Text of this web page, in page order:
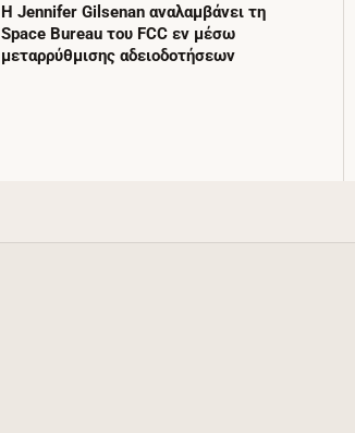
Η Jennifer Gilsenan αναλαμβάνει τη
Space Bureau του FCC εν μέσω
μεταρρύθμισης αδειοδοτήσεων